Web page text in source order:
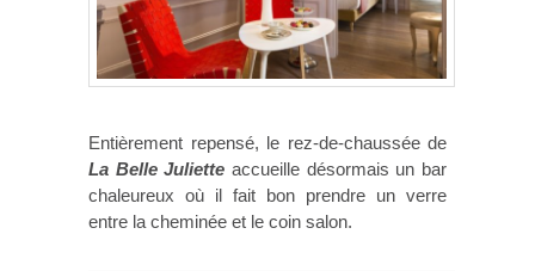
Entièrement repensé, le rez-de-chaussée de
La Belle Juliette accueille désormais un bar
chaleureux où il fait bon prendre un verre
entre la cheminée et le coin salon.